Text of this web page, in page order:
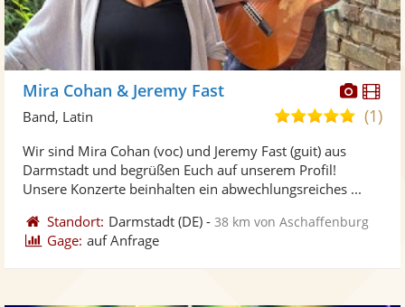
Mira Cohan & Jeremy Fast
5,0(1)
Band, Latin
Wir sind Mira Cohan (voc) und Jeremy Fast (guit) aus
Darmstadt und begrüßen Euch auf unserem Profil!
Unsere Konzerte beinhalten ein abwechlungsreiches ...
Standort: Darmstadt (DE) -38 km von Aschaffenburg
Gage: auf Anfrage